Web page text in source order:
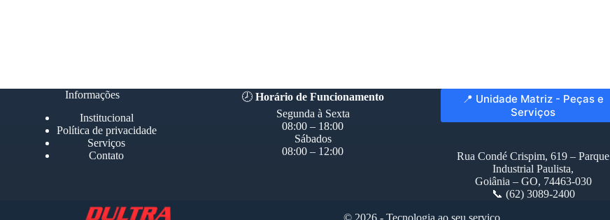
Informações
Institucional
Política de privacidade
Serviços
Contato
🕗Horário de Funcionamento
Segunda à Sexta
08:00 – 18:00
Sábados
08:00 – 12:00
📍 Unidade Matriz - Peças e
Serviços
Rua Condé Crispim, 619 – Parque
Industrial Paulista,
Goiânia – GO, 74463-030
📞 (62) 3089-2400
© 2026 - Tecnologia ao seu serviço.